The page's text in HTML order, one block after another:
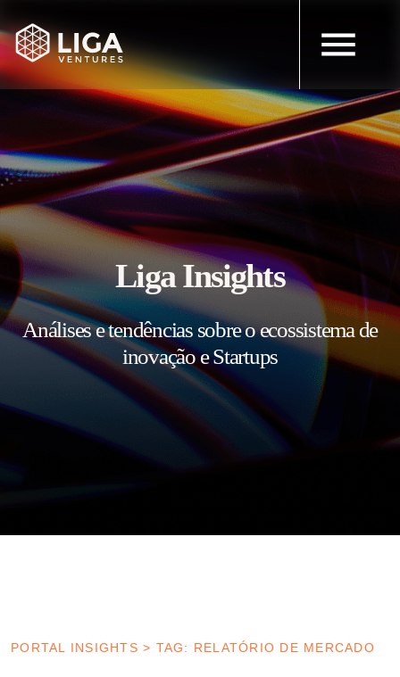
Liga Insights
Análises e tendências sobre o ecossistema de
inovação e Startups
PORTAL INSIGHTS > TAG: RELATÓRIO DE MERCADO